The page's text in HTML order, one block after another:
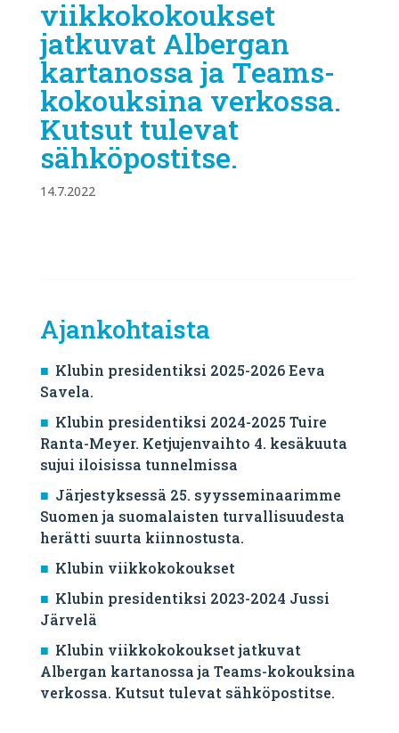
viikkokokoukset
jatkuvat Albergan
kartanossa ja Teams-
kokouksina verkossa.
Kutsut tulevat
sähköpostitse.
14.7.2022
Ajankohtaista
Klubin presidentiksi 2025-2026 Eeva
Savela.
Klubin presidentiksi 2024-2025 Tuire
Ranta-Meyer. Ketjujenvaihto 4. kesäkuuta
sujui iloisissa tunnelmissa
Järjestyksessä 25. syysseminaarimme
Suomen ja suomalaisten turvallisuudesta
herätti suurta kiinnostusta.
Klubin viikkokokoukset
Klubin presidentiksi 2023-2024 Jussi
Järvelä
Klubin viikkokokoukset jatkuvat
Albergan kartanossa ja Teams-kokouksina
verkossa. Kutsut tulevat sähköpostitse.